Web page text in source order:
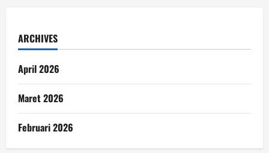
ARCHIVES
April 2026
Maret 2026
Februari 2026